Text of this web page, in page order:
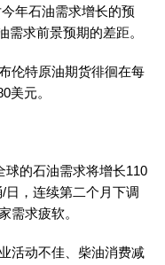
年石油需求增长的预
求前景预期的差距。
特原油期货徘徊在每
美元。
的石油需求将增长110
日，连续第二个月下调
需求疲软。
动不佳、柴油消费减